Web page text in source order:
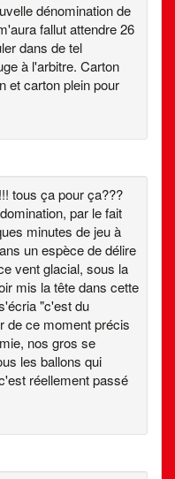
dénomination de
fallut attendre 26
dans de tel
à l'arbitre. Carton
et carton plein pour
tous ça pour ça???
par le fait
minutes de jeu à
un espèce de délire
vent glacial, sous la
mis la tête dans cette
"c'est du
de ce moment précis
nos gros se
les ballons qui
réellement passé